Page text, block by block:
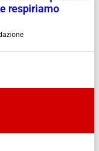
respiriamo